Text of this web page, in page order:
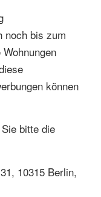
noch bis zum
können
bitte die
10315 Berlin,